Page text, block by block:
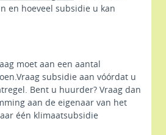
en hoeveel subsidie u kan
moet aan een aantal
subsidie aan vóórdat u
Bent u huurder? Vraag dan
aan de eigenaar van het
één klimaatsubsidie